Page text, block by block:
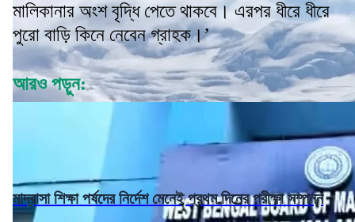
মালিকানার অংশ বৃদ্ধি পেতে থাকবে। এরপর ধীরে ধীরে
পুরো বাড়ি কিনে নেবেন গ্রাহক।’
আরও পড়ুন:
মাদ্রাসা শিক্ষা পর্ষদের নির্দেশ মেনেই প্রথম দিনের পরীক্ষা সম্পন্ন